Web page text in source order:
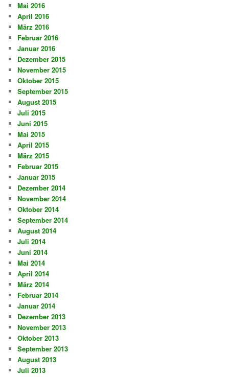
Mai 2016
April 2016
März 2016
Februar 2016
Januar 2016
Dezember 2015
November 2015
Oktober 2015
September 2015
August 2015
Juli 2015
Juni 2015
Mai 2015
April 2015
März 2015
Februar 2015
Januar 2015
Dezember 2014
November 2014
Oktober 2014
September 2014
August 2014
Juli 2014
Juni 2014
Mai 2014
April 2014
März 2014
Februar 2014
Januar 2014
Dezember 2013
November 2013
Oktober 2013
September 2013
August 2013
Juli 2013